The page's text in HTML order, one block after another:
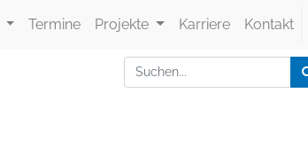
Termine Projekte Karriere Kontakt